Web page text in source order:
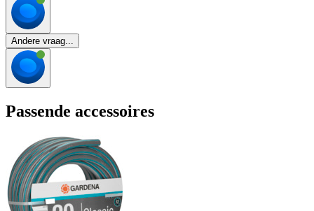
Andere vraag...
Passende accessoires